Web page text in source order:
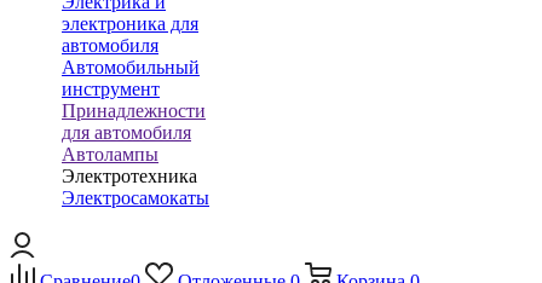
электроника для
автомобиля
Автомобильный
инструмент
Принадлежности
для автомобиля
Автолампы
Электротехника
Электросамокаты